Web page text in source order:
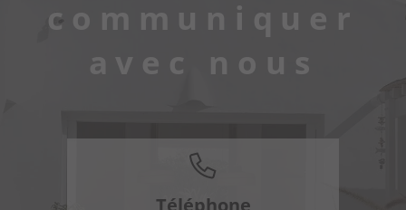
communiquer
avec nous
Téléphone